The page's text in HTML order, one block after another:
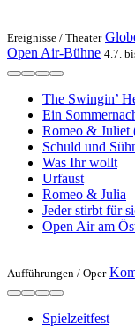
Ereignisse / Theater
Open Air-Bühne 4.7.
The Swingin’
Ein
Romeo & Juliet
Schuld und
Was Ihr wollt
Urfaust
Romeo & Julia
Jeder stirbt für
Open Air am
Aufführungen / Oper
Spielzeit­fest